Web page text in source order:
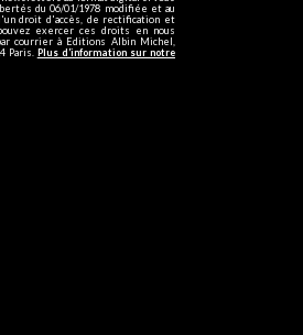
du 06/01/1978 modifiée et au
droit d'accès, de rectification et
exercer ces droits en nous
courrier à Editions Albin Michel,
Paris. Plus d’information sur notre